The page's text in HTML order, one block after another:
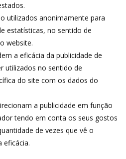
utilizados anonimamente para
estatísticas, no sentido de
website.
a eficácia da publicidade de
utilizados no sentido de
do site com os dados do
a publicidade em função
tendo em conta os seus gostos
de vezes que vê o
eficácia.